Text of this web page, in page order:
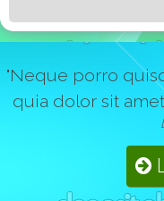
"Neque porro
quia dolor sit